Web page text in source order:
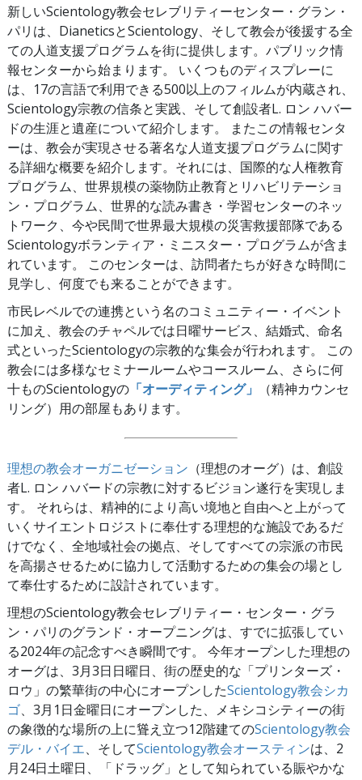
新しいScientology教会セレブリティーセンター・グラン・
パリは、DianeticsとScientology、そして教会が後援する全
ての人道支援プログラムを街に提供します。パブリック情
報センターから始まります。 いくつものディスプレーに
は、17の言語で利用できる500以上のフィルムが内蔵され、
Scientology宗教の信条と実践、そして創設者L. ロン ハバー
ドの生涯と遺産について紹介します。 またこの情報センタ
ーは、教会が実現させる著名な人道支援プログラムに関す
る詳細な概要を紹介します。それには、国際的な人権教育
プログラム、世界規模の薬物防止教育とリハビリテーショ
ン・プログラム、世界的な読み書き・学習センターのネッ
トワーク、今や民間で世界最大規模の災害救援部隊である
Scientologyボランティア・ミニスター・プログラムが含ま
れています。 このセンターは、訪問者たちが好きな時間に
見学し、何度でも来ることができます。
市民レベルでの連携という名のコミュニティー・イベント
に加え、教会のチャペルでは日曜サービス、結婚式、命名
式といったScientologyの宗教的な集会が行われます。 この
教会には多様なセミナールームやコースルーム、さらに何
十ものScientologyの 「オーディティング」
（精神カウンセ
リング）用の部屋もあります。
理想の教会オーガニゼーション （理想のオーグ）は、創設
者L. ロン ハバードの宗教に対するビジョン遂行を実現しま
す。 それらは、精神的により高い境地と自由へと上がって
いくサイエントロジストに奉仕する理想的な施設であるだ
けでなく、全地域社会の拠点、そしてすべての宗派の市民
を高揚させるために協力して活動するための集会の場とし
て奉仕するために設計されています。
理想のScientology教会セレブリティー・センター・グラ
ン・パリのグランド・オープニングは、すでに拡張してい
る2024年の記念すべき瞬間です。 今年オープンした理想の
オーグは、3月3日日曜日、街の歴史的な「プリンターズ・
ロウ」の繁華街の中心にオープンしたScientology教会シカ
ゴ、3月1日金曜日にオープンした、メキシコシティーの街
の象徴的な場所の上に聳え立つ12階建てのScientology教会
デル・バイエ、そしてScientology教会オースティンは、2
月24日土曜日、「ドラッグ」として知られている賑やかな